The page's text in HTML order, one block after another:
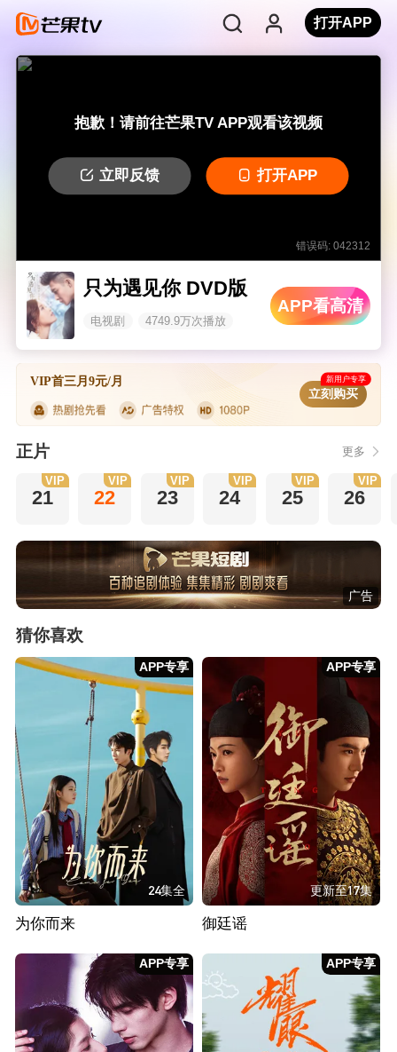
打开APP
抱歉！请前往芒果TV APP观看该视频
立即反馈 打开APP
错误码: 042312
只为遇见你 DVD版
电视剧 4749.9万次播放
APP看高清
VIP首三月9元/月 新用户专享
立刻购买
正片 更多
21
VIP
22
VIP
23
VIP
24
VIP
25
VIP
26
VIP
广告
猜你喜欢
APP专享
24集全
为你而来
APP专享
更新至17集
御廷谣
APP专享 APP专享